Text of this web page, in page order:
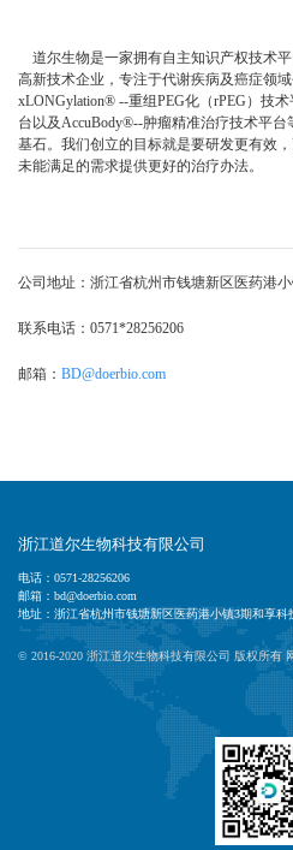
道尔生物是一家拥有自主知识产权技术
高新技术企业，专注于代谢疾病及癌症领
xLONGylation® --重组PEG化（rPEG）技
台以及AccuBody®--肿瘤精准治疗技术平
基石。我们创立的目标就是要研发更有效
未能满足的需求提供更好的治疗办法。
公司地址：浙江省杭州市钱塘新区医药港
联系电话：0571*28256206
邮箱： BD@doerbio.com
浙江道尔生物科技有限公司
电话：0571-28256206
邮箱：bd@doerbio.com
地址：浙江省杭州市钱塘新区医药港小镇3期和享科
© 2016-2020 浙江道尔生物科技有限公司 版权所有